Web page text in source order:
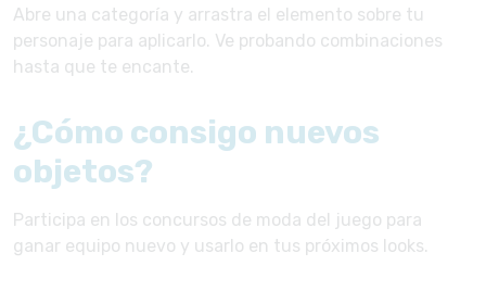
Abre una categoría y arrastra el elemento sobre tu
personaje para aplicarlo. Ve probando combinaciones
hasta que te encante.
¿Cómo consigo nuevos
objetos?
Participa en los concursos de moda del juego para
ganar equipo nuevo y usarlo en tus próximos looks.